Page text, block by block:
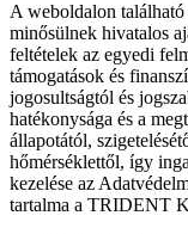
A weboldalon
minősülnek hivatalos
feltételek az egyedi
támogatások és
jogosultságtól és
hatékonysága és a
állapotától,
hőmérséklettől, így
kezelése az
tartalma a TRIDENT